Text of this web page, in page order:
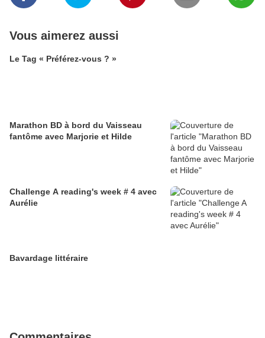
Vous aimerez aussi
Le Tag « Préférez-vous ? »
Marathon BD à bord du Vaisseau
fantôme avec Marjorie et Hilde
Challenge A reading's week # 4 avec
Aurélie
Bavardage littéraire